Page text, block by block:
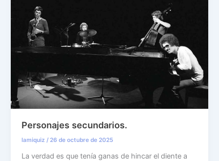
Personajes secundarios.
lamiquiz/26 de octubre de 2025
La verdad es que tenía ganas de hincar el diente a